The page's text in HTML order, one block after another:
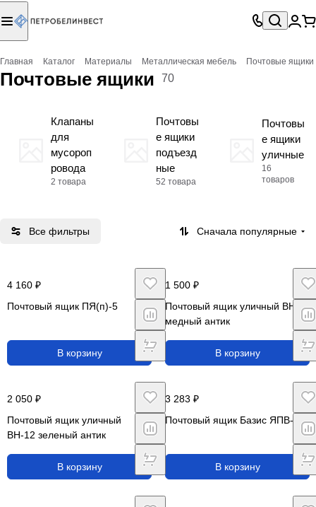
Главная Каталог Материалы Металлическая мебель Почтовые ящики
Почтовые ящики 70
Клапаны
для
мусороп
ровода
2 товара
Почтовы
е ящики
подъезд
ные
52 товара
Почтовы
е ящики
уличные
16
товаров
Все фильтры Сначала популярные
4 160 ₽
Почтовый ящик ПЯ(п)-5
В корзину
1 500 ₽
Почтовый ящик уличный ВН-5
медный антик
В корзину
2 050 ₽
Почтовый ящик уличный
ВН-12 зеленый антик
В корзину
3 283 ₽
Почтовый ящик Базис ЯПВ-10
В корзину